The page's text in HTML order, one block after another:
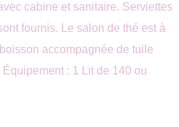
cabine et sanitaire. Serviettes
fournis. Le salon de thé est à
accompagnée de tuile
: 1 Lit de 140 ou